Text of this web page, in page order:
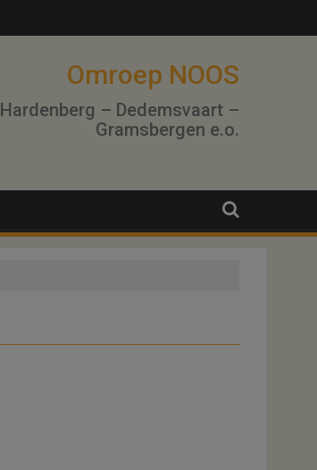
Omroep NOOS
Hardenberg – Dedemsvaart –
Gramsbergen e.o.